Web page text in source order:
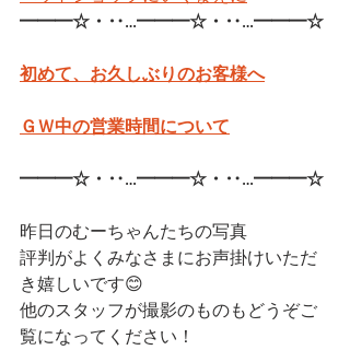
━━━☆・‥…━━━☆・‥…━━━☆
初めて、お久しぶりのお客様へ
ＧＷ中の営業時間について
━━━☆・‥…━━━☆・‥…━━━☆
昨日のむーちゃんたちの写真
評判がよくみなさまにお声掛けいただ
き嬉しいです😊
他のスタッフが撮影のものもどうぞご
覧になってください！